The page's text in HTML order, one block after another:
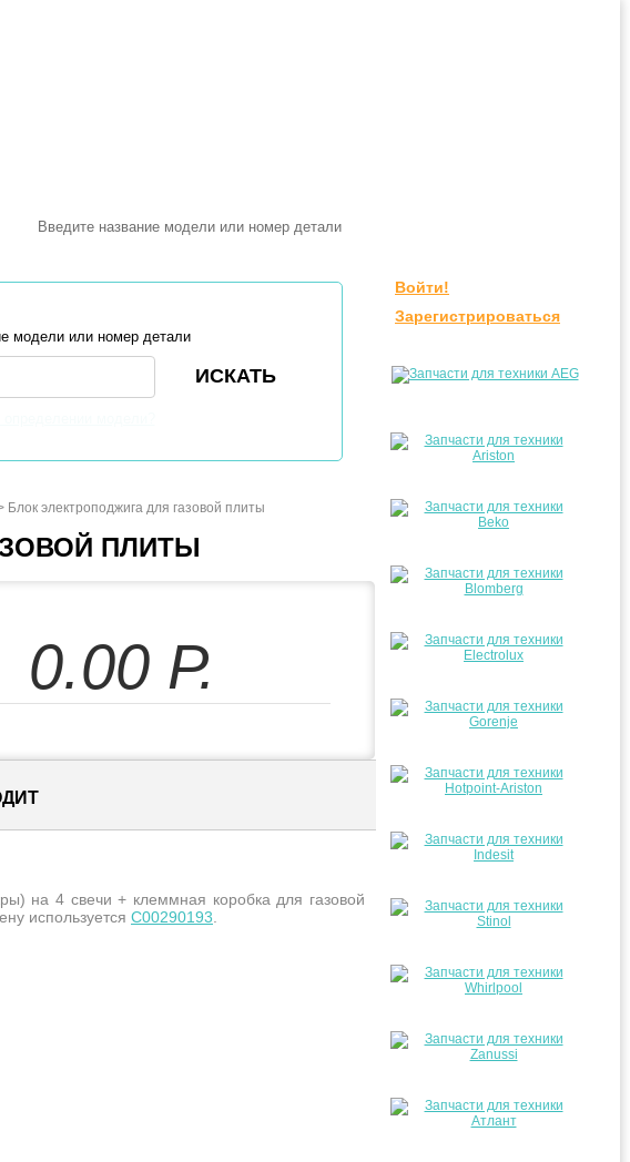
Войти!
Зарегистрироваться
модели или номер детали
Блок электроподжига для газовой плиты
ПЛИТЫ
0.00Р.
на 4 свечи + клеммная коробка для газовой
используется C00290193.